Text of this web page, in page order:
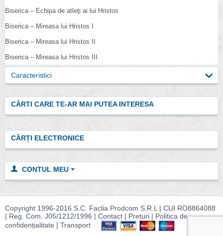
Biserica – Echipa de atleţi ai lui Hristos
Biserica – Mireasa lui Hristos I
Biserica – Mireasa lui Hristos II
Biserica – Mireasa lui Hristos III
Caracteristici
CĂRTI CARE TE-AR MAI PUTEA INTERESA
CĂRȚI ELECTRONICE
CONTUL MEU
Copyright 1996-2016 S.C. Faclia Prodcom S.R.L | CUI RO8864088
| Reg. Com. J05/1212/1996 | Contact | Prețuri | Politica de
confidențialitate | Transport